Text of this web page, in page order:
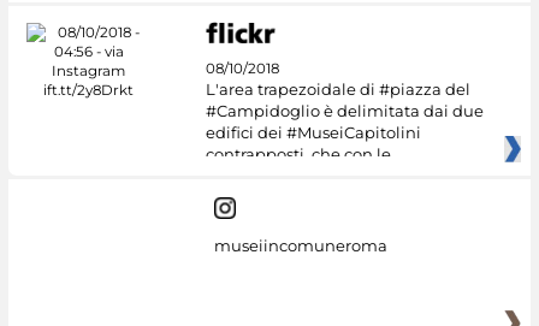
08/10/2018
L'area trapezoidale di #piazza del
#Campidoglio è delimitata dai due
edifici dei #MuseiCapitolini
contrapposti, che con le
museiincomuneroma